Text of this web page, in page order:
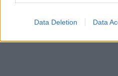
Data Deletion Data